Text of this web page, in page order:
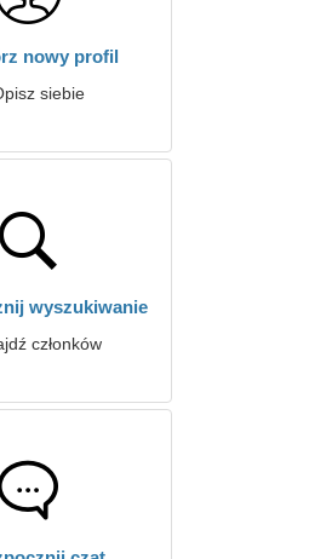
nowy profil
siebie
wyszukiwanie
członków